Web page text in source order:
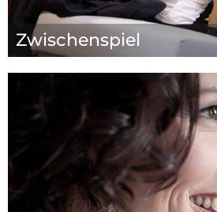
Zwischenspiel